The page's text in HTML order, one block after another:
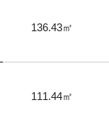
136.43㎡
111.44㎡